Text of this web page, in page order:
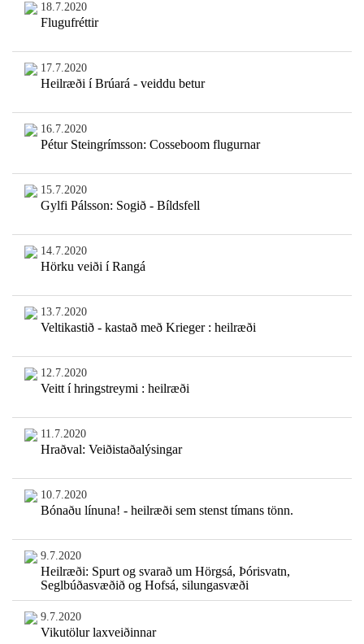
18.7.2020
Flugufréttir
17.7.2020
Heilræði í Brúará - veiddu betur
16.7.2020
Pétur Steingrímsson: Cosseboom flugurnar
15.7.2020
Gylfi Pálsson: Sogið - Bíldsfell
14.7.2020
Hörku veiði í Rangá
13.7.2020
Veltikastið - kastað með Krieger : heilræði
12.7.2020
Veitt í hringstreymi : heilræði
11.7.2020
Hraðval: Veiðistaðalýsingar
10.7.2020
Bónaðu línuna! - heilræði sem stenst tímans tönn.
9.7.2020
Heilræði: Spurt og svarað um Hörgsá, Þórisvatn,
Seglbúðasvæðið og Hofsá, silungasvæði
9.7.2020
Vikutölur laxveiðinnar